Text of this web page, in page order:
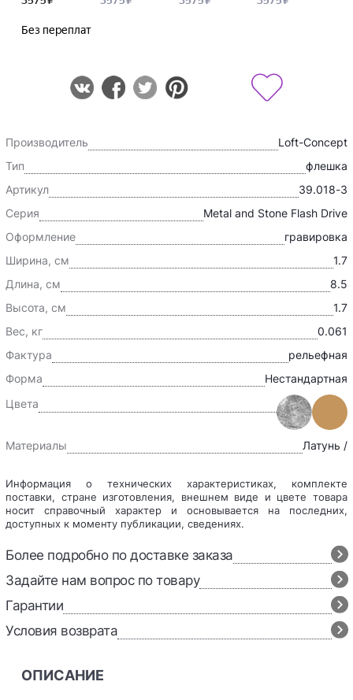
Производитель
Loft-Concept
Тип
флешка
Артикул
39.018-3
Серия
Metal and Stone Flash Drive
Оформление
гравировка
Ширина, см
1.7
Длина, см
8.5
Высота, см
1.7
Вес, кг
0.061
Фактура
рельефная
Форма
Нестандартная
Цвета
Материалы Латунь /
Информация о технических характеристиках, комплекте
поставки, стране изготовления, внешнем виде и цвете товара
носит справочный характер и основывается на последних,
доступных к моменту публикации, сведениях.
Более подробно по доставке заказа
Задайте нам вопрос по товару
Гарантии
Условия возврата
ОПИСАНИЕ